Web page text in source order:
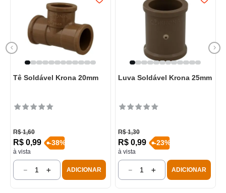
Tê Soldável Krona 20mm
R$ 1,60
R$ 0,99
à vista
-38%
＋
－ ADICIONAR
Luva Soldável Krona 25mm
R$ 1,30
R$ 0,99
à vista
-23%
＋
－ ADICIONAR